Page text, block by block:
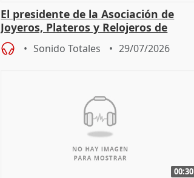
El presidente de la Asociación de
Joyeros, Plateros y Relojeros de
Córdoba celebra la IGP
Sonido Totales 29/07/2026
00:30